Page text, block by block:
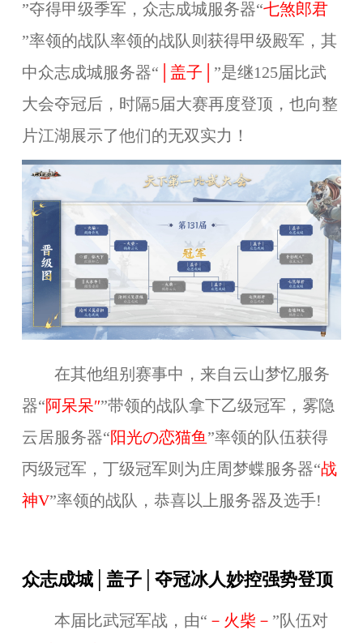
”夺得甲级季军，众志成城服务器“七煞郎君
”率领的战队率领的战队则获得甲级殿军，其
中众志成城服务器“ │盖子│ ”是继125届比武
大会夺冠后，时隔5届大赛再度登顶，也向整
片江湖展示了他们的无双实力！
在其他组别赛事中，来自云山梦忆服务
器“阿呆呆″”带领的战队拿下乙级冠军，雾隐
云居服务器“阳光の恋猫鱼 ”率领的队伍获得
丙级冠军，丁级冠军则为庄周梦蝶服务器“战
神V”率领的战队，恭喜以上服务器及选手!
众志成城│盖子│夺冠冰人妙控强势登顶
本届比武冠军战，由“ －火柴－ ”队伍对